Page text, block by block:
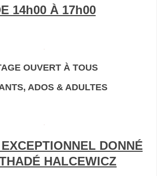
14h00 À 17h00
OUVERT À TOUS
ADOS & ADULTES
DONNÉ
HALCEWICZ